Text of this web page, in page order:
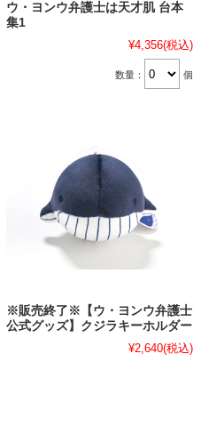
ウ・ヨンウ弁護士は天才肌 台本
集1
¥4,356(税込)
数量： 個
※販売終了※【ウ・ヨンウ弁護士
公式グッズ】クジラキーホルダー
¥2,640(税込)